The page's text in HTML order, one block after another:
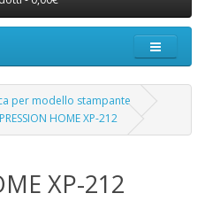
per modello stampante
HOME XP-212
XP-212